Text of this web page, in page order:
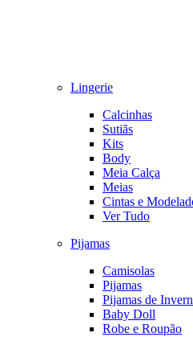
Lingerie
Calcinhas
Sutiãs
Kits
Body
Meia Calça
Meias
Cintas e
Ver Tudo
Pijamas
Camisolas
Pijamas
Pijamas de
Baby Doll
Robe e Roupão